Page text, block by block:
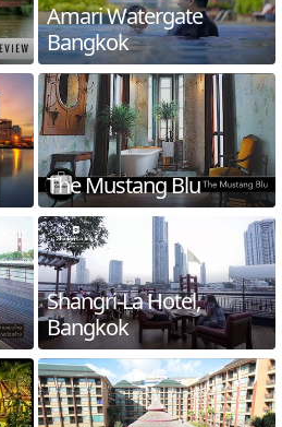
Amari Watergate
Bangkok
The Mustang Blu
Shangri-La Hotel,
Bangkok